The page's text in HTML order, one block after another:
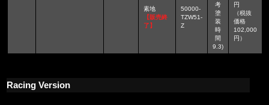
素地
【販売終
了】
50000-
TZW51-
Z
考
塗
装
時
間
9.3)
円
（税抜
価格
102,000
円）
Racing Version